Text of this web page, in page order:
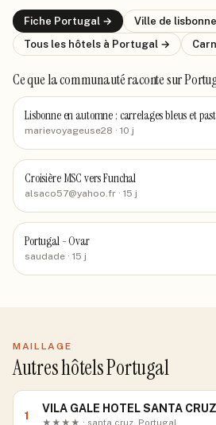
Fiche Portugal → Ville de lisbonne
Tous les hôtels à Portugal →
Ce que la communauté racontesur
Lisbonne en automne : carrelages bleus et
marievoyageuse28 · 10 j
Croisière MSC vers Funchal
alsaco57@yahoo.fr · 15 j
Portugal - Ovar
saudade · 15 j
MAILLAGE
Autres hôtels Portugal
1
VILA GALE HOTEL SANTA CRUZ
★★★★ · santa cruz, Portugal